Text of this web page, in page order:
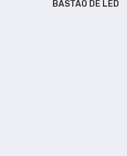
BASTÃO DE LED